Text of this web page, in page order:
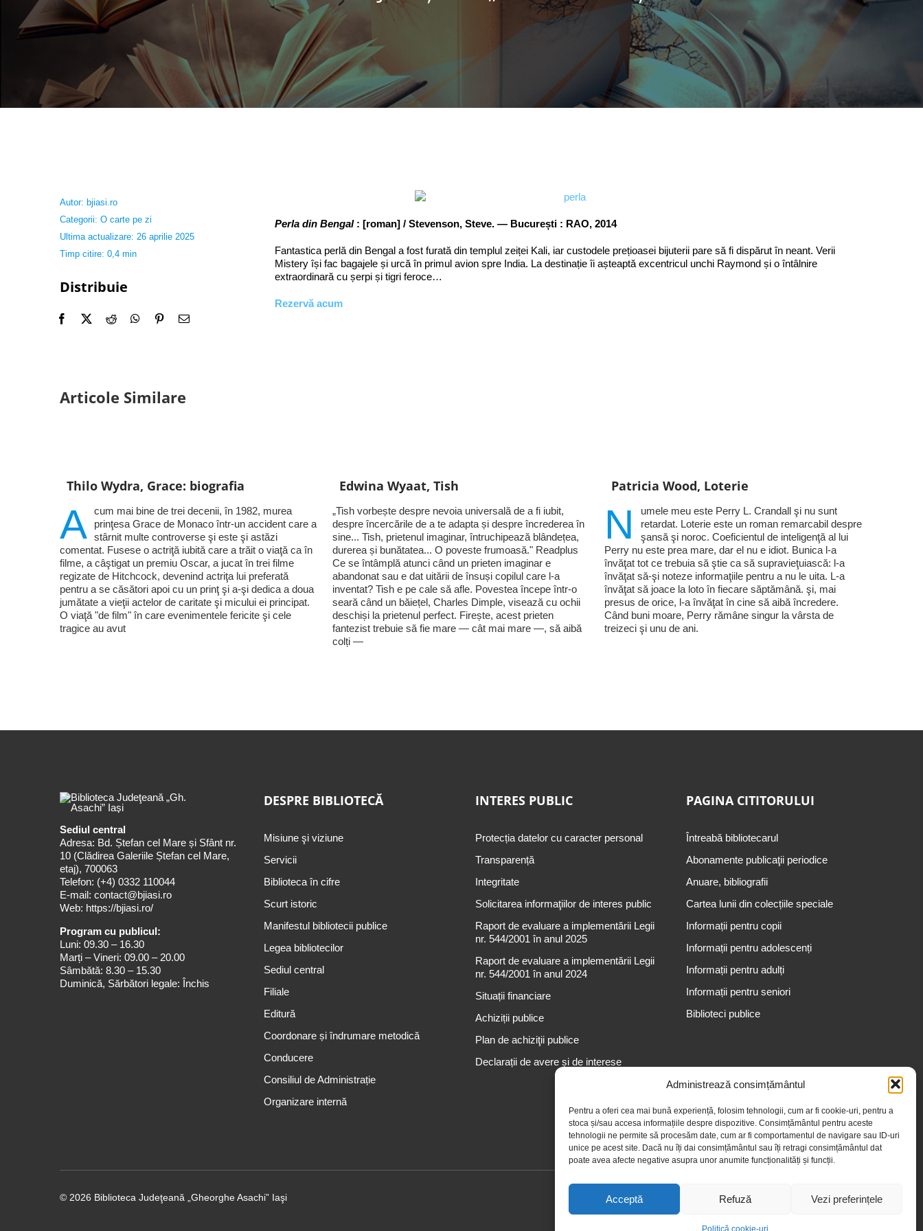
Administrează consimțământul
Pentru a oferi cea mai bună experiență, folosim tehnologii, cum ar fi cookie-uri, pentru a
stoca și/sau accesa informațiile despre dispozitive. Consimțământul pentru aceste
tehnologii ne permite să procesăm date, cum ar fi comportamentul de navigare sau ID-uri
unice pe acest site. Dacă nu îți dai consimțământul sau îți retragi consimțământul dat
poate avea afecte negative asupra unor anumite funcționalități și funcții.
Acceptă Refuză Vezi preferințele
Politică cookie-uri
Autor: bjiasi.ro
Categorii: O carte pe zi
Ultima actualizare: 26 aprilie 2025
Timp citire: 0,4 min
Distribuie
Perla din Bengal: [roman] / Stevenson, Steve. — București : RAO, 2014
Fantastica perlă din Bengal a fost furată din templul zeiței Kali, iar custodele prețioasei bijuterii pare să fi dispărut în neant. Verii
Mistery își fac bagajele și urcă în primul avion spre India. La destinație îi așteaptă excentricul unchi Raymond și o întâlnire
extraordinară cu șerpi și tigri feroce…
Rezervă acum
Articole Similare
Thilo Wydra, Grace: biografia
A cum mai bine de trei decenii, în 1982, murea
prinţesa Grace de Monaco într-un accident care a
stârnit multe controverse şi este şi astăzi
comentat. Fusese o actriţă iubită care a trăit o viaţă ca în
filme, a câştigat un premiu Oscar, a jucat în trei filme
regizate de Hitchcock, devenind actriţa lui preferată
pentru a se căsători apoi cu un prinţ şi a-şi dedica a doua
jumătate a vieţii actelor de caritate şi micului ei principat.
O viaţă "de film" în care evenimentele fericite şi cele
tragice au avut
Edwina Wyaat, Tish
„Tish vorbește despre nevoia universală de a fi iubit,
despre încercările de a te adapta și despre încrederea în
sine... Tish, prietenul imaginar, întruchipează blândețea,
durerea și bunătatea... O poveste frumoasă." Readplus
Ce se întâmplă atunci când un prieten imaginar e
abandonat sau e dat uitării de însuși copilul care l-a
inventat? Tish e pe cale să afle. Povestea începe într-o
seară când un băiețel, Charles Dimple, visează cu ochii
deschiși la prietenul perfect. Firește, acest prieten
fantezist trebuie să fie mare — cât mai mare —, să aibă
colți —
Patricia Wood, Loterie
N
umele meu este Perry L. Crandall şi nu sunt
retardat. Loterie este un roman remarcabil despre
şansă şi noroc. Coeficientul de inteligenţă al lui
Perry nu este prea mare, dar el nu e idiot. Bunica l-a
învăţat tot ce trebuia să ştie ca să supravieţuiască: l-a
învăţat să-şi noteze informaţiile pentru a nu le uita. L-a
învăţat să joace la loto în fiecare săptămână. şi, mai
presus de orice, l-a învăţat în cine să aibă încredere.
Când buni moare, Perry rămâne singur la vârsta de
treizeci şi unu de ani.
Sediul central
Adresa: Bd. Ștefan cel Mare și Sfânt nr.
10 (Clădirea Galeriile Ștefan cel Mare,
etaj), 700063
Telefon: (+4) 0332 110044
E-mail: contact@bjiasi.ro
Web: https://bjiasi.ro/
Program cu publicul:
Luni: 09.30 – 16.30
Marți – Vineri: 09.00 – 20.00
Sâmbătă: 8.30 – 15.30
Duminică, Sărbători legale: Închis
DESPRE BIBLIOTECĂ
Misiune şi viziune
Servicii
Biblioteca în cifre
Scurt istoric
Manifestul bibliotecii publice
Legea bibliotecilor
Sediul central
Filiale
Editură
Coordonare și îndrumare metodică
Conducere
Consiliul de Administrație
Organizare internă
INTERES PUBLIC
Protecția datelor cu caracter personal
Transparență
Integritate
Solicitarea informaţiilor de interes public
Raport de evaluare a implementării Legii
nr. 544/2001 în anul 2025
Raport de evaluare a implementării Legii
nr. 544/2001 în anul 2024
Situații financiare
Achiziții publice
Plan de achiziţii publice
Declarații de avere și de interese
PAGINA CITITORULUI
Întreabă bibliotecarul
Abonamente publicaţii periodice
Anuare, bibliografii
Cartea lunii din colecțiile speciale
Informații pentru copii
Informații pentru adolescenți
Informații pentru adulți
Informații pentru seniori
Biblioteci publice
© 2026 Biblioteca Judeţeană „Gheorghe Asachi” Iaşi